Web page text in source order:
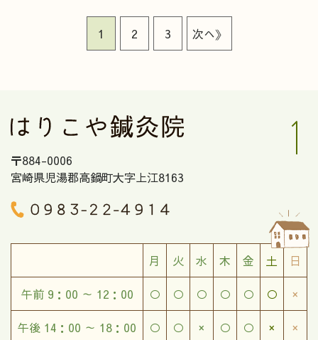
1 2 3 次へ》
〒884-0006
宮崎県児湯郡高鍋町大字上江8163
月 火 水 木 金 土 日
午前 9：00 ～ 12：00 ○ ○ ○ ○ ○ ○ ×
午後 14：00 ～ 18：00 ○ ○ × ○ ○ × ×